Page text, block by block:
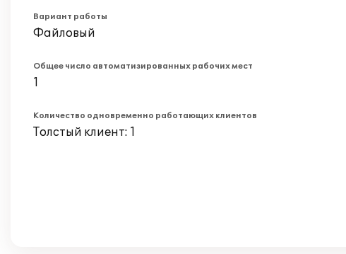
Вариант работы
Файловый
Общее число автоматизированных рабочих мест
1
Количество одновременно работающих клиентов
Толстый клиент: 1